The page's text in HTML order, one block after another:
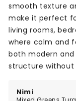
Nimi
smooth texture
make it perfect
living rooms,
where calm and
both modern
structure without